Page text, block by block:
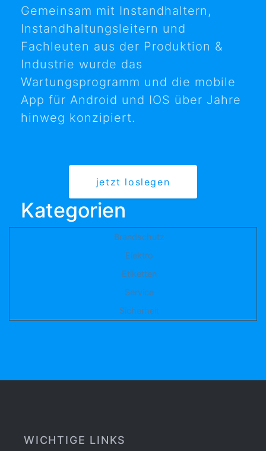
Gemeinsam mit Instandhaltern,
Instandhaltungsleitern und
Fachleuten aus der Produktion &
Industrie wurde das
Wartungsprogramm und die mobile
App für Android und IOS über Jahre
hinweg konzipiert.
jetzt loslegen
Kategorien
Brandschutz
Elektro
Etiketten
Service
Sicherheit
WICHTIGE LINKS